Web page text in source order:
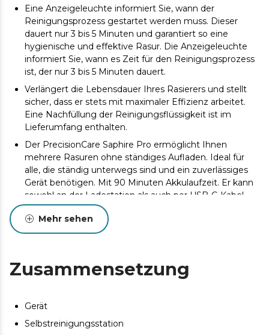
Eine Anzeigeleuchte informiert Sie, wann der
Reinigungsprozess gestartet werden muss. Dieser
dauert nur 3 bis 5 Minuten und garantiert so eine
hygienische und effektive Rasur. Die Anzeigeleuchte
informiert Sie, wann es Zeit für den Reinigungsprozess
ist, der nur 3 bis 5 Minuten dauert.
Verlängert die Lebensdauer Ihres Rasierers und stellt
sicher, dass er stets mit maximaler Effizienz arbeitet.
Eine Nachfüllung der Reinigungsflüssigkeit ist im
Lieferumfang enthalten.
Der PrecisionCare Saphire Pro ermöglicht Ihnen
mehrere Rasuren ohne ständiges Aufladen. Ideal für
alle, die ständig unterwegs sind und ein zuverlässiges
Gerät benötigen. Mit 90 Minuten Akkulaufzeit. Er kann
sowohl an der Ladestation als auch per USB-C-Kabel
aufgeladen werden.
Sorgt für eine präzise und sanfte Rasur, selbst bei
Leistung. Klingen aus Titan.
Passen Sie Ihre Rasur individuell an Ihre täglichen
Ideal für unterwegs: Die Reisesicherung verhindert ein
versehentliches Einschalten im Gepäck. Die
Mehr sehen
Zusammensetzung
Gerät
Selbstreinigungsstation